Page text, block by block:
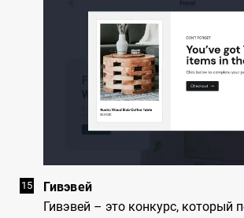
Гивэвей
Гивэвей – это конкурс, который